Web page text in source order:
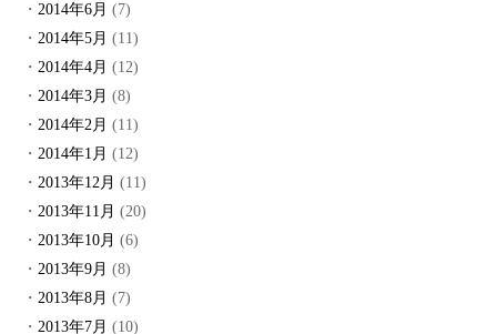
2014年6月 (7)
2014年5月 (11)
2014年4月 (12)
2014年3月 (8)
2014年2月 (11)
2014年1月 (12)
2013年12月 (11)
2013年11月 (20)
2013年10月 (6)
2013年9月 (8)
2013年8月 (7)
2013年7月 (10)